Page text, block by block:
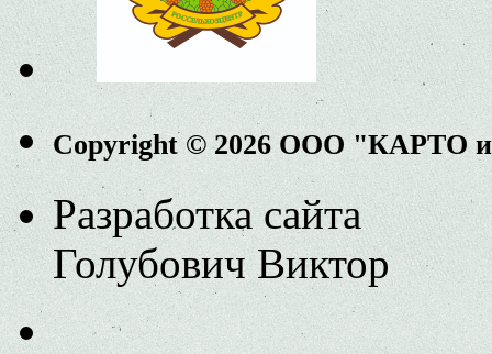
Copyright © 2026 ООО "КАРТО
Разработка сайта
Голубович Виктор